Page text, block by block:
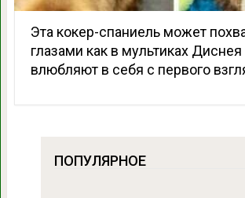
Эта кокер-спаниель может
глазами как в мультиках
влюбляют в себя с первого
ПОПУЛЯРНОЕ